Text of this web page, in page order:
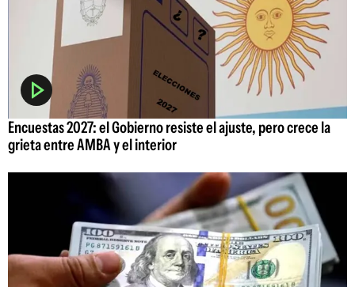
Encuestas 2027: el Gobierno resiste el ajuste, pero crece la
grieta entre AMBA y el interior